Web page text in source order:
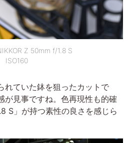
Z 50mm f/1.8 S
ISO160
れていた鉢を狙ったカットで
が見事ですね。色再現性も的確
S」が持つ素性の良さを感じら